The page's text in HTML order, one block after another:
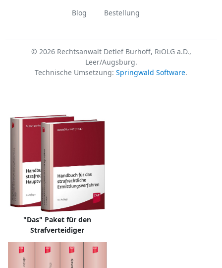
Blog Bestellung
© 2026 Rechtsanwalt Detlef Burhoff, RiOLG a.D.,
Leer/Augsburg.
Technische Umsetzung: Springwald Software.
"Das" Paket für den
Strafverteidiger